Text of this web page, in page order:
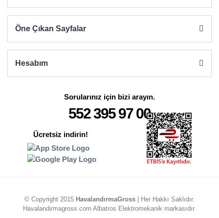
Öne Çıkan Sayfalar
Hesabım
Sorularınız için bizi arayın.
552 395 97 00
Ücretsiz indirin!
© Copyright 2015 HavalandırmaGross | Her Hakkı Saklıdır.
Havalandirmagross.com Albatros Elektromekanik markasıdır.